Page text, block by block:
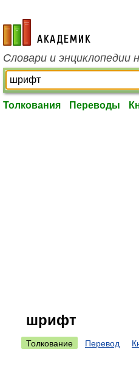
academic.ru
Словари и энциклопедии
Толкования Переводы
шрифт
Толкование Перевод